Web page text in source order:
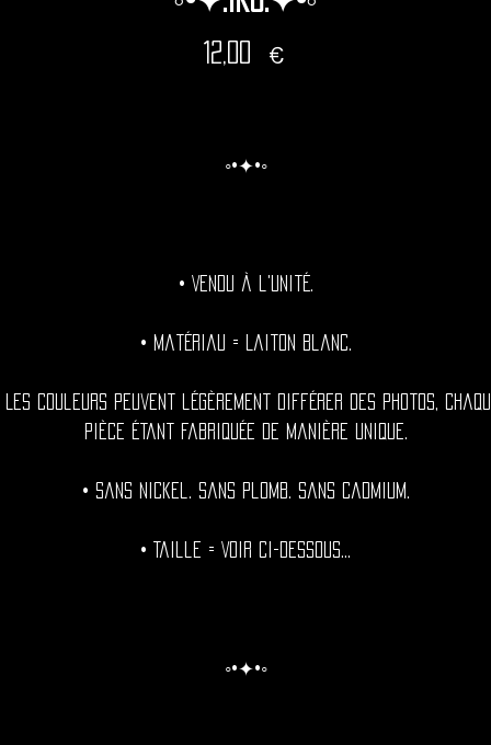
12,00 €Prix
◦•✦•◦
• Vendu à l'unité.
• Matériau = Laiton blanc.
Les couleurs peuvent légèrement différer des photos,
pièce étant fabriquée de manière unique.
• Sans nickel. Sans plomb. Sans cadmium.
• Taille = Voir ci-dessous...
◦•✦•◦